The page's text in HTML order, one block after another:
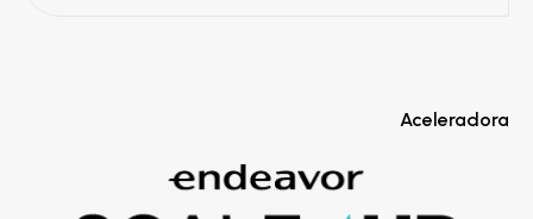
Aceleradora